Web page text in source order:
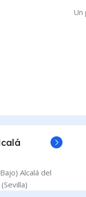
Un
Alcalá del